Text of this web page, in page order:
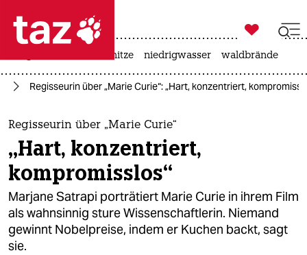
 taz zahl ich
taz zahl ich
themen
politik
öko
gesellschaft
kultur

taz zahl ich
hitze niedrigwasser waldbrände
Regisseurin über „Marie Curie“: „Hart, konzentriert,
Regisseurin über „Marie Curie“
„Hart, konzentriert,
kompromisslos“
Marjane Satrapi porträtiert Marie Curie in ihrem Film
als wahnsinnig sture Wissenschaftlerin. Niemand
gewinnt Nobelpreise, indem er Kuchen backt, sagt
sie.